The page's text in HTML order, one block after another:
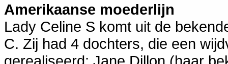
Amerikaanse moederlijn
Lady Celine S komt uit de
C. Zij had 4 dochters, die een
gerealiseerd: Jane Dillon (haar